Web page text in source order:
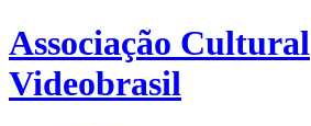
Associação Cultural
Videobrasil